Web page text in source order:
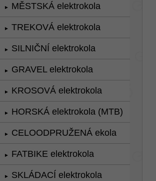
► MĚSTSKÁ elektrokola
► TREKOVÁ elektrokola
► SILNIČNÍ elektrokola
► GRAVEL elektrokola
► KROSOVÁ elektrokola
► HORSKÁ elektrokola (MTB)
► CELOODPRUŽENÁ ekola
► FATBIKE elektrokola
► SKLÁDACÍ elektrokola